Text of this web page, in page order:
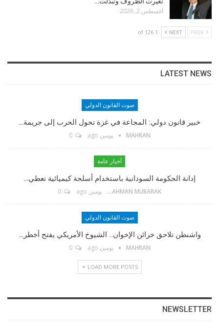
أغسطس 2, 2026
NEXT
1 of 126
LATEST NEWS
صوت القانون الدولي
خبير قانون دولي: المجاعة في غزة تحول الحرب إلى جريمة…
MAHRAN يومين ago 0
أخبار عامة
إدانة الحكومة السودانية باستخدام أسلحة كيميائية تعطي…
ABDELRAHMAN MUBARAK يومين ago
صوت القانون الدولي
واشنطن تلاحق خزائن الإخوان.. الشيوخ الأمريكي يفتح أخطر…
MAHRAN يومين ago 0
LOAD MORE POSTS
NEWSLETTER
مؤسس الموقع
Twitter
Instagram
البريد الإلكتروني